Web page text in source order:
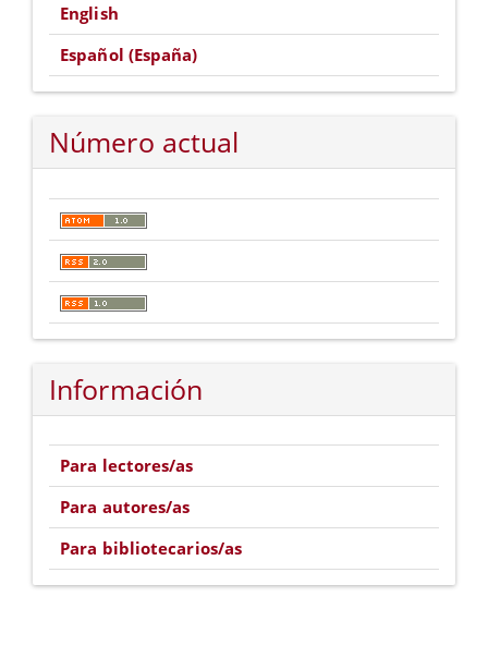
English
Español (España)
Número actual
Información
Para lectores/as
Para autores/as
Para bibliotecarios/as